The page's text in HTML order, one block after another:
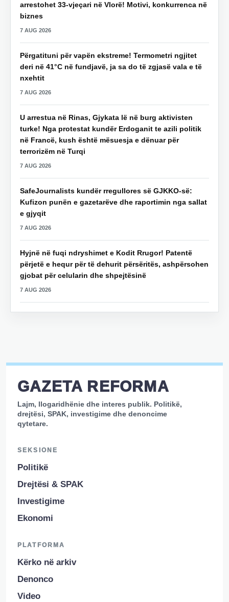
arrestohet 33-vjeçari në Vlorë! Motivi, konkurrenca në
biznes
7 AUG 2026
Përgatituni për vapën ekstreme! Termometri ngjitet
deri në 41°C në fundjavë, ja sa do të zgjasë vala e të
nxehtit
7 AUG 2026
U arrestua në Rinas, Gjykata lë në burg aktivisten
turke! Nga protestat kundër Erdoganit te azili politik
në Francë, kush është mësuesja e dënuar për
terrorizëm në Turqi
7 AUG 2026
SafeJournalists kundër rregullores së GJKKO-së:
Kufizon punën e gazetarëve dhe raportimin nga sallat
e gjyqit
7 AUG 2026
Hyjnë në fuqi ndryshimet e Kodit Rrugor! Patentë
përjetë e hequr për të dehurit përsëritës, ashpërsohen
gjobat për celularin dhe shpejtësinë
7 AUG 2026
GAZETA REFORMA
Lajm, llogaridhënie dhe interes publik. Politikë,
drejtësi, SPAK, investigime dhe denoncime
qytetare.
SEKSIONE
Politikë
Drejtësi & SPAK
Investigime
Ekonomi
PLATFORMA
Kërko në arkiv
Denonco
Video